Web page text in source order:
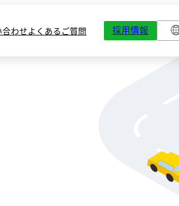
わせよくあるご質問 採用情報